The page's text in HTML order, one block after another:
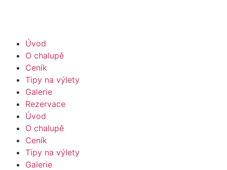
Úvod
O chalupě
Ceník
Tipy na výlety
Galerie
Rezervace
Úvod
O chalupě
Ceník
Tipy na výlety
Galerie